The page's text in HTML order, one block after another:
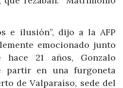
e ilusión”, dijo a la AFP
emocionado junto
21 años, Gonzalo
partir en una furgoneta
de Valparaíso, sede del